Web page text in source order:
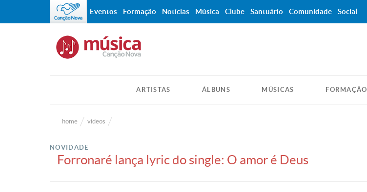
ARTISTAS ÁLBUNS MÚSICAS FORMAÇÃO
home videos
NOVIDADE
Forronaré lança lyric do single: O amor é Deus
Eventos Formação Notícias Música Clube Santuário Comunidade Social